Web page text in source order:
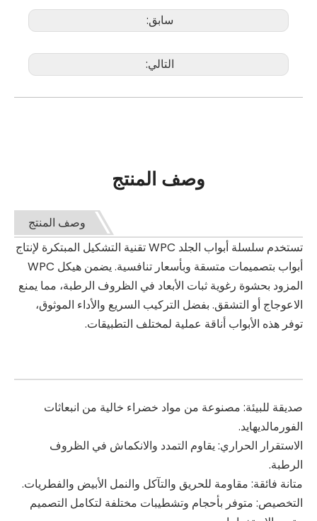
سابق:
التالي:
وصف المنتج
وصف المنتج
تستخدم سلسلة أبواب الجلد WPC تقنية التشكيل المبتكرة لإنتاج
أبواب بتصميمات متسقة وبأسعار تنافسية. يضمن هيكل WPC
المزود بحشوة رغوية ثبات الأبعاد في الظروف الرطبة، مما يمنع
الاعوجاج أو التشقق. بفضل التركيب السريع والأداء الموثوق،
توفر هذه الأبواب أناقة عملية لمختلف التطبيقات.
صديقة للبيئة: مصنوعة من مواد خضراء خالية من انبعاثات
الفورمالديهايد.
الاستقرار الحراري: يقاوم التمدد والانكماش في الظروف
الرطبة.
متانة فائقة: مقاومة للحريق والتآكل والنمل الأبيض والفطريات.
التخصيص: متوفر بأحجام وتشطيبات مختلفة لتكامل التصميم